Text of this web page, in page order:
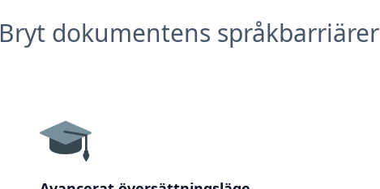
Bryt dokumentens språkbarriärer